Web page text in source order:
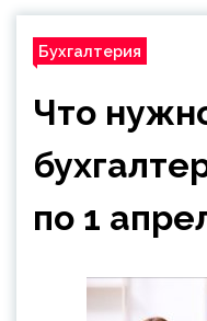
Бухгалтерия
Что
по 1